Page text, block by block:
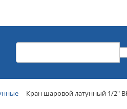
Кран шаровой латунный 1/2"